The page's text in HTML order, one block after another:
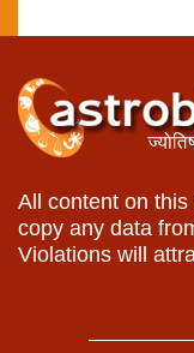
All content on
copy any data
Violations will